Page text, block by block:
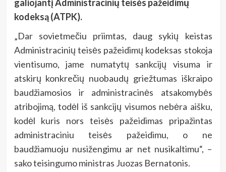
galiojantį Administracinių teisės pažeidimų
kodeksą (ATPK).
„Dar sovietmečiu priimtas, daug sykių keistas
Administracinių teisės pažeidimų kodeksas stokoja
vientisumo, jame numatytų sankcijų visuma ir
atskirų konkrečių nuobaudų griežtumas iškraipo
baudžiamosios ir administracinės atsakomybės
atribojimą, todėl iš sankcijų visumos nebėra aišku,
kodėl kuris nors teisės pažeidimas pripažintas
administraciniu teisės pažeidimu, o ne
baudžiamuoju nusižengimu ar net nusikaltimu“, –
sako teisingumo ministras Juozas Bernatonis.